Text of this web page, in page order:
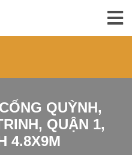
QUỲNH,
QUẬN 1,
4.8X9M